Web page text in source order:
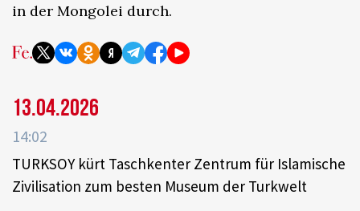
in der Mongolei durch.
13.04.2026
14:02
TURKSOY kürt Taschkenter Zentrum für Islamische
Zivilisation zum besten Museum der Turkwelt